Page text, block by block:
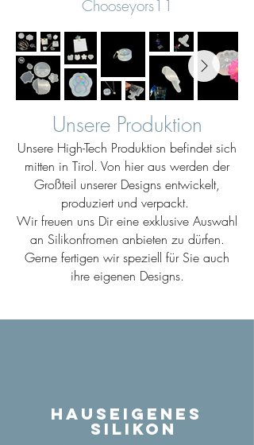
Chooseyors11
Unsere Produktion
Unsere High-Tech Produktion befindet sich
mitten in Tirol. Von hier aus werden der
Großteil unserer Designs entwickelt,
produziert und verpackt.
Wir freuen uns Dir eine exklusive Auswahl
an Silikonfromen anbieten zu dürfen.
Gerne fertigen wir speziell für Sie auch
ihre eigenen Designs.
Hauseigenes
Silikon